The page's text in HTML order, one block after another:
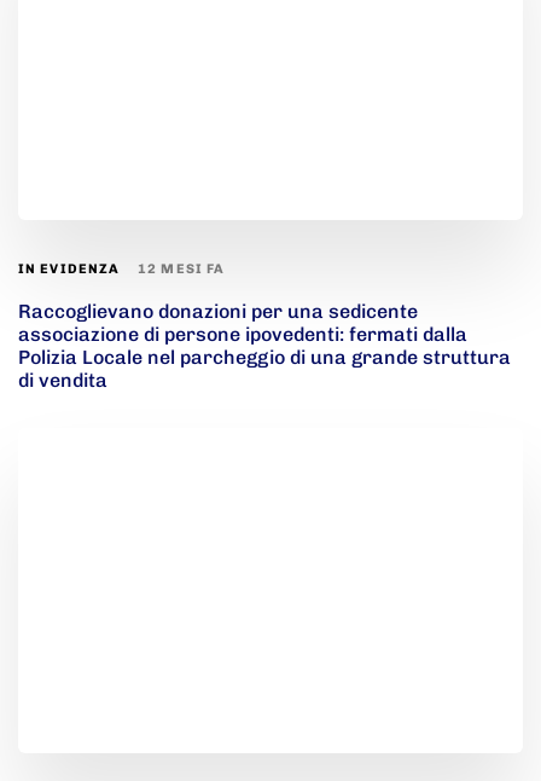
IN EVIDENZA 12 MESI FA
Raccoglievano donazioni per una sedicente
associazione di persone ipovedenti: fermati dalla
Polizia Locale nel parcheggio di una grande struttura
di vendita